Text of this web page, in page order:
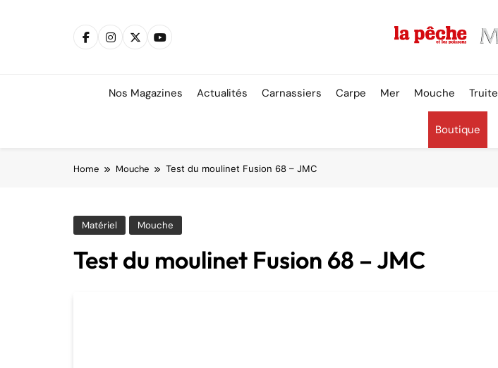
Nos Magazines Actualités Carnassiers Carpe Mer Mouche Truite
Boutique
Home Mouche Test du moulinet Fusion 68 – JMC
Matériel Mouche
Test du moulinet Fusion 68 – JMC